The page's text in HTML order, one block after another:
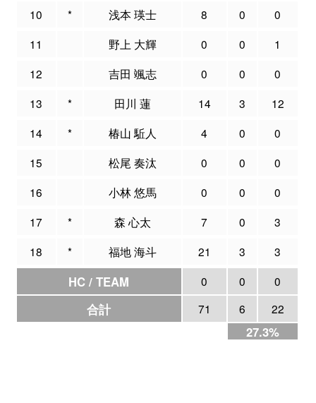
10 * 浅本 瑛士 8 0 0
11
野上 大輝 0 0 1
12
吉田 颯志 0 0 0
13
* 田川 蓮 14 3 12
14
* 椿山 駈人 4 0 0
15
松尾 奏汰 0 0 0
16
小林 悠馬 0 0 0
17
* 森 心太 7 0 3
18
* 福地 海斗 21 3 3
HC / TEAM 0 0 0
合計 71 6 22
27.3%